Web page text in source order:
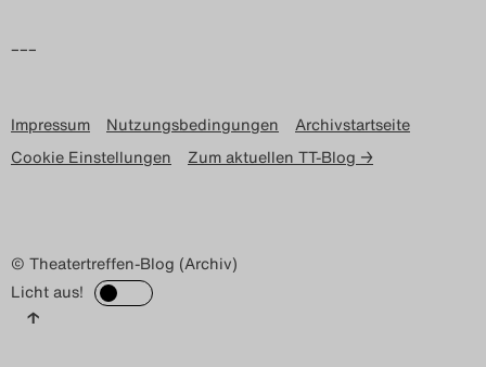
–––
Impressum Nutzungsbedingungen
Archivstartseite
Cookie Einstellungen
Zum aktuellen TT-Blog →
© Theatertreffen-Blog (Archiv)
Licht aus!
↑